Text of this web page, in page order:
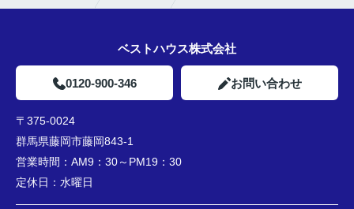
ベストハウス株式会社
0120-900-346 お問い合わせ
〒375-0024
群馬県藤岡市藤岡843-1
営業時間： AM9：30～PM19：30
定休日： 水曜日